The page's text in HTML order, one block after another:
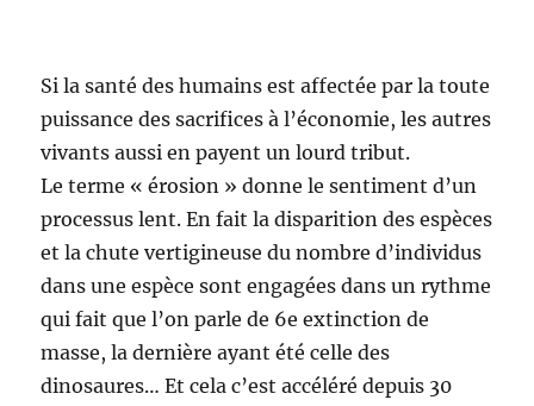
Si la santé des humains est affectée par la toute
puissance des sacrifices à l’économie, les autres
vivants aussi en payent un lourd tribut.
Le terme « érosion » donne le sentiment d’un
processus lent. En fait la disparition des espèces
et la chute vertigineuse du nombre d’individus
dans une espèce sont engagées dans un rythme
qui fait que l’on parle de 6e extinction de
masse, la dernière ayant été celle des
dinosaures… Et cela c’est accéléré depuis 30